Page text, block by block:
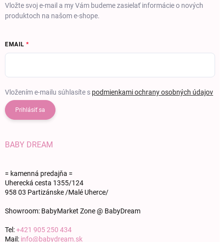
Vložte svoj e-mail a my Vám budeme zasielať informácie o nových
produktoch na našom e-shope.
EMAIL
Vložením e-mailu súhlasíte s podmienkami ochrany osobných údajov
Prihlásiť sa
BABY DREAM
= kamenná predajňa =
Uherecká cesta 1355/124
958 03 Partizánske /Malé Uherce/
Showroom: BabyMarket Zone @ BabyDream
Tel:+421 905 250 434
Mail: info@babydream.sk